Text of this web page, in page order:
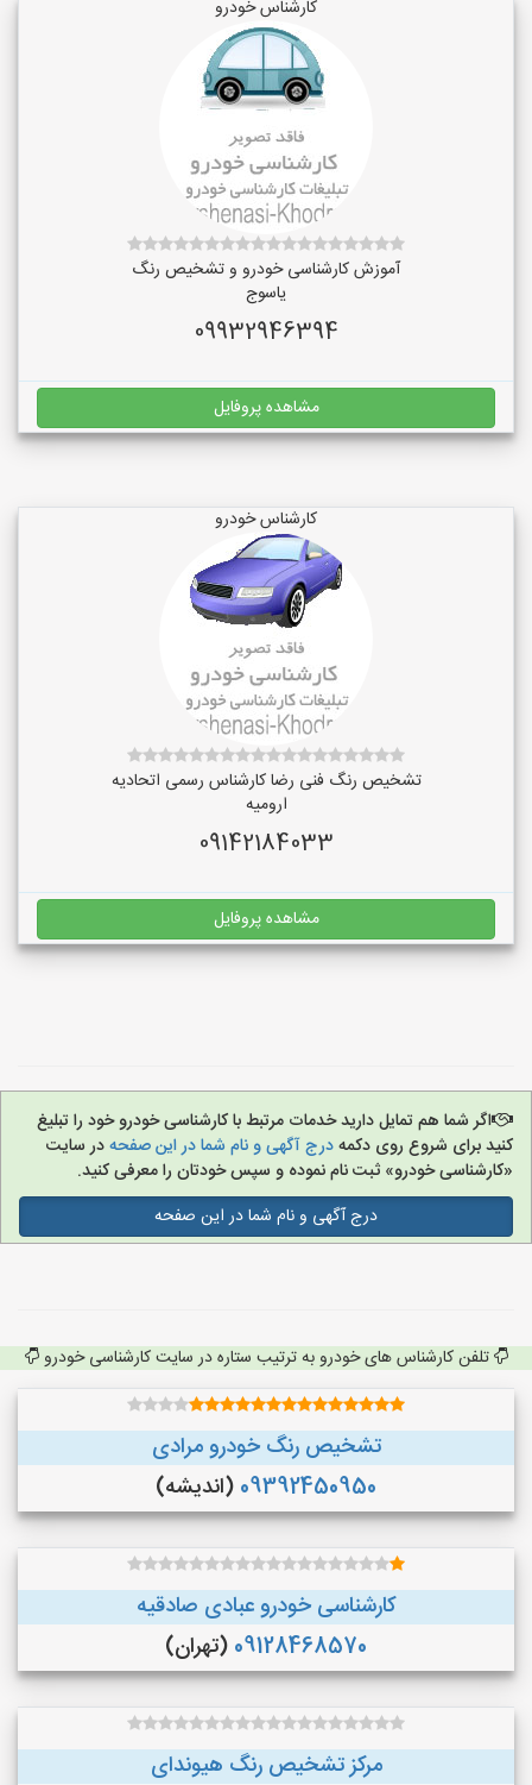
کارشناس خودرو
آموزش کارشناسی خودرو و تشخیص رنگ
یاسوج
09932946394
مشاهده پروفایل
کارشناس خودرو
تشخیص رنگ فنی رضا کارشناس رسمی اتحادیه
ارومیه
09142184033
مشاهده پروفایل
اگر شما هم تمایل دارید خدمات مرتبط با کارشناسی خودرو خود را تبلیغ
کنید برای شروع روی دکمهدرج آگهی و نام شما در این صفحهدر سایت
«کارشناسی خودرو» ثبت نام نموده و سپس خودتان را معرفی کنید.
درج آگهی و نام شما در این صفحه
تلفن کارشناس های خودرو به ترتیب ستاره در سایت کارشناسی خودرو
تشخیص رنگ خودرو مرادی
09392450950 (اندیشه)
کارشناسی خودرو عبادی صادقیه
09128468570 (تهران)
مرکز تشخیص رنگ هیوندای